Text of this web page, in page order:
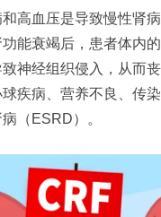
高血压是导致慢性肾
能衰竭后，患者体内
神经组织侵入，从而
疾病、营养不良、传
（ESRD）。